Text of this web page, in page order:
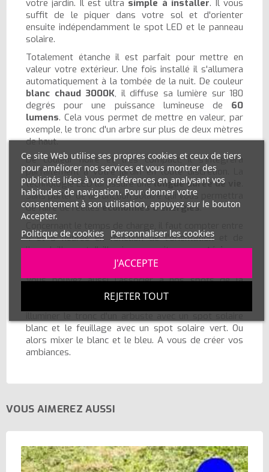
votre jardin. Il est ultra simple à installer. Il vous
suffit de le piquer dans votre sol et d'orienter
ensuite indépendamment le spot LED et le panneau
solaire.
Totalement étanche il est parfait pour mettre en
valeur votre extérieur. Une fois installé il s'allumera
automatiquement à la tombée de la nuit. De couleur
blanc chaud 3000K, il diffuse sa lumière sur 180
degrés pour une puissance lumineuse de 60
lumens. Cela vous permet de mettre en valeur, par
exemple, le tronc d'un arbre sur plus de deux mètres
de haut.
De couleur noire et très compact, il s'intègrera
parfaitement à votre jardin en toute discrétion. La
technologie LED lui assure unelongue durée de vie
Sans parler de la fonction solaire qui vous permettra
de faire de réelles économies d'énergies
Concernant le temps de charge, il faut compter entre
4 et 8 heures en fonction de l'orientation et de
l'ensoleillement. Il illuminera ensuite vosextérieurs
pendant8 heures
Vous pouvez aussi l'associer à nos spots de la
blanc chaud, vert et bleu
créer des effets de lumière incroyables. Par exemple
blanc et le feuillage avec un spot solaire vert. Ou
alors mixer le blanc et le bleu. A vous de créer vos
ambiances.
VOUS AIMEREZ AUSSI
Ce site Web utilise ses propres cookies et ceux de tiers
pour améliorer nos services et vous montrer des
publicités liées à vos préférences en analysant vos
habitudes de navigation. Pour donner votre
consentement à son utilisation, appuyez sur le bouton
Accepter.
Politique de cookies Personnaliser les cookies
REJETER TOUT
J'ACCEPTE